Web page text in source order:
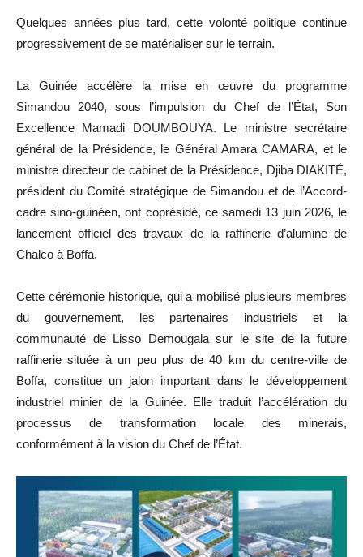
Quelques années plus tard, cette volonté politique continue
progressivement de se matérialiser sur le terrain.
La Guinée accélère la mise en œuvre du programme
Simandou 2040, sous l’impulsion du Chef de l’État, Son
Excellence Mamadi DOUMBOUYA. Le ministre secrétaire
général de la Présidence, le Général Amara CAMARA, et le
ministre directeur de cabinet de la Présidence, Djiba DIAKITÉ,
président du Comité stratégique de Simandou et de l’Accord-
cadre sino-guinéen, ont coprésidé, ce samedi 13 juin 2026, le
lancement officiel des travaux de la raffinerie d’alumine de
Chalco à Boffa.
Cette cérémonie historique, qui a mobilisé plusieurs membres
du gouvernement, les partenaires industriels et la
communauté de Lisso Demougala sur le site de la future
raffinerie située à un peu plus de 40 km du centre-ville de
Boffa, constitue un jalon important dans le développement
industriel minier de la Guinée. Elle traduit l’accélération du
processus de transformation locale des minerais,
conformément à la vision du Chef de l’État.